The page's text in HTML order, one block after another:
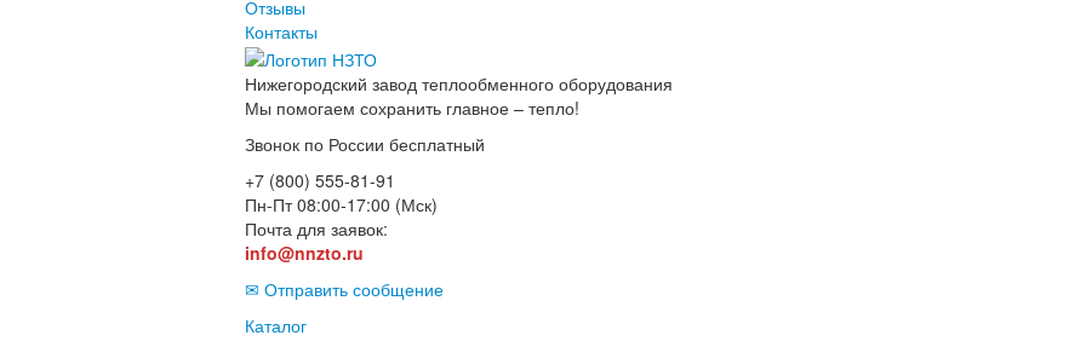
Отзывы
Контакты
Нижегородский завод теплообменного оборудования
Мы помогаем сохранить главное – тепло!
Звонок по России бесплатный
+7 (800) 555-81-91
Пн-Пт 08:00-17:00 (Мск)
Почта для заявок:
info@nnzto.ru
✉ Отправить сообщение
Каталог